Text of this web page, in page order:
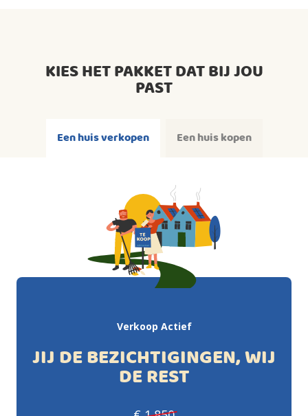
KIES HET PAKKET DAT BIJ JOU
PAST
Een huis verkopen Een huis kopen
Verkoop Actief
JIJ DE BEZICHTIGINGEN, WIJ
DE REST